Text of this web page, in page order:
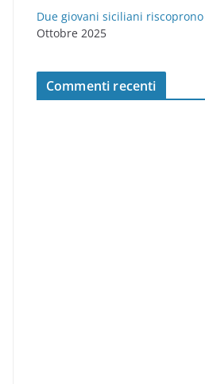
Due giovani siciliani riscoprono
Ottobre 2025
Commenti recenti